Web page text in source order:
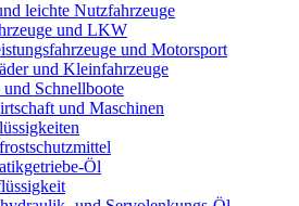
leichte Nutzfahrzeuge
und LKW
und Motorsport
und Kleinfahrzeuge
und Schnellboote
und Maschinen
Öl